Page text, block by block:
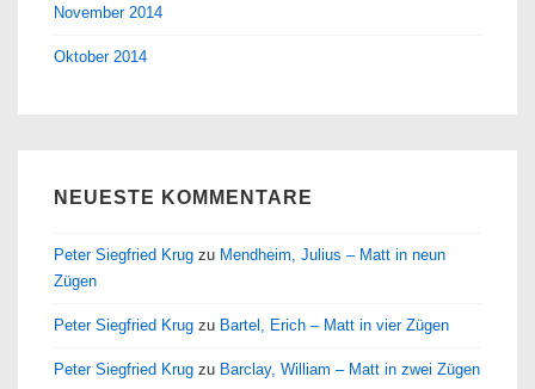
November 2014
Oktober 2014
NEUESTE KOMMENTARE
Peter Siegfried Krug zu Mendheim, Julius – Matt in neun
Zügen
Peter Siegfried Krug zu Bartel, Erich – Matt in vier Zügen
Peter Siegfried Krug zu Barclay, William – Matt in zwei Zügen